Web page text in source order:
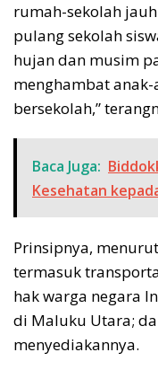
rumah-sekolah
pulang sekolah
hujan dan musim
menghambat
bersekolah,”
Baca Juga:
Kesehatan
Prinsipnya,
termasuk
hak warga negara
di Maluku Utara;
menyediakannya.